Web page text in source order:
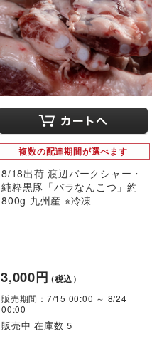
複数の配達期間が選べます
8/18出荷 渡辺バークシャー・
純粋黒豚「バラなんこつ」約
800g 九州産 ※冷凍
3,000円（税込）
販売期間：7/15 00:00 ～ 8/24
00:00
販売中 在庫数 5